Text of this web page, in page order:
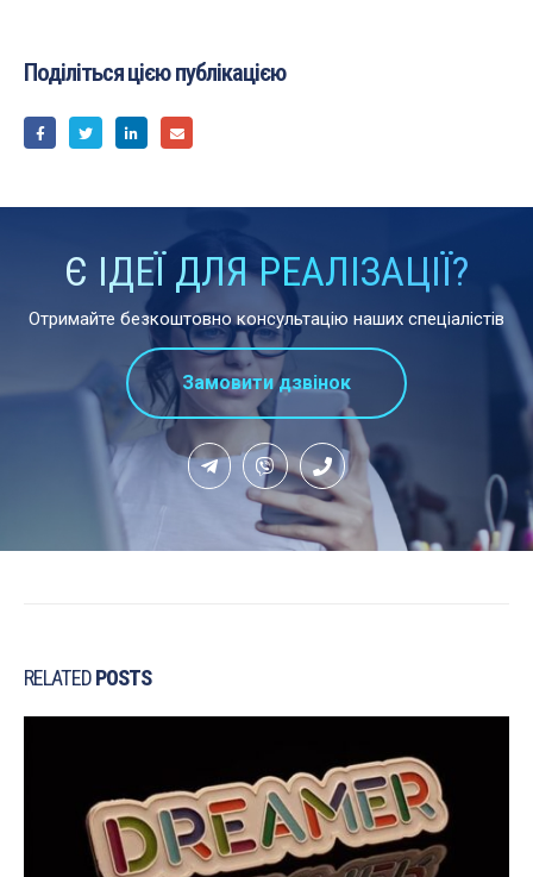
Поділіться цією публікацією
Є ІДЕЇ ДЛЯ РЕАЛІЗАЦІЇ?
Отримайте безкоштовно консультацію наших спеціалістів
Замовити дзвінок
RELATEDPOSTS